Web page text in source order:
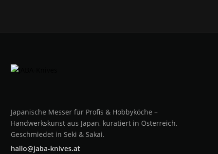
Japanische Messer für Profis & Hobbyköche –
Handwerkskunst aus Japan, kuratiert in Österreich.
Geschmiedet in Seki & Sakai.
hallo@jaba-knives.at